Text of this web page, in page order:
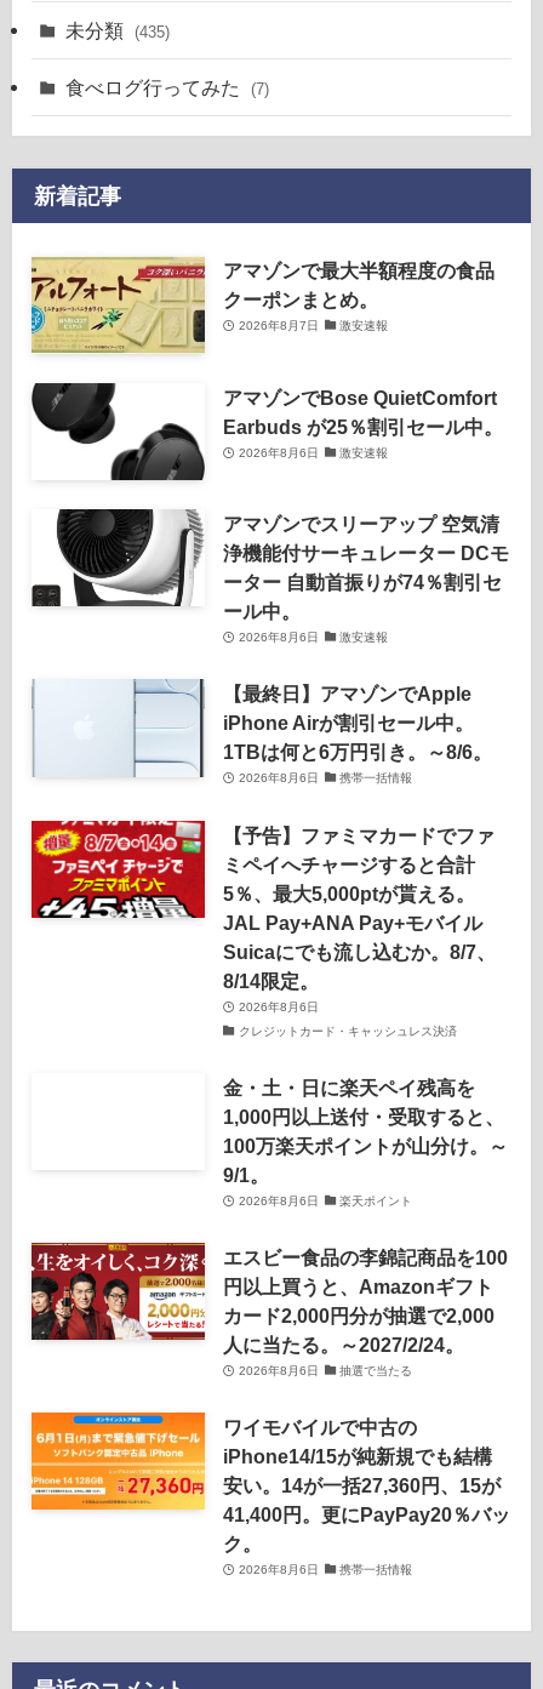
未分類 (435)
食べログ行ってみた (7)
新着記事
アマゾンで最大半額程度の食品
クーポンまとめ。
2026年8月7日 激安速報
アマゾンでBose QuietComfort
Earbuds が25％割引セール中。
2026年8月6日 激安速報
アマゾンでスリーアップ 空気清
浄機能付サーキュレーター DCモ
ーター 自動首振りが74％割引セ
ール中。
2026年8月6日 激安速報
【最終日】アマゾンでApple
iPhone Airが割引セール中。
1TBは何と6万円引き。～8/6。
2026年8月6日 携帯一括情報
【予告】ファミマカードでファ
ミペイへチャージすると合計
5％、最大5,000ptが貰える。
JAL Pay+ANA Pay+モバイル
Suicaにでも流し込むか。8/7、
8/14限定。
2026年8月6日
クレジットカード・キャッシュレス決済
金・土・日に楽天ペイ残高を
1,000円以上送付・受取すると、
100万楽天ポイントが山分け。～
9/1。
2026年8月6日 楽天ポイント
エスビー食品の李錦記商品を100
円以上買うと、Amazonギフト
カード2,000円分が抽選で2,000
人に当たる。～2027/2/24。
2026年8月6日 抽選で当たる
ワイモバイルで中古の
iPhone14/15が純新規でも結構
安い。14が一括27,360円、15が
41,400円。更にPayPay20％バッ
ク。
2026年8月6日 携帯一括情報